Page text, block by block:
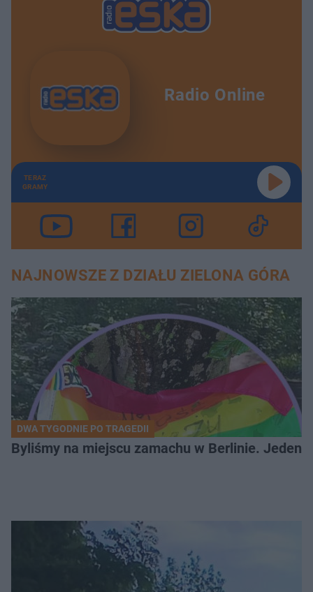
Radio Online
TERAZ
GRAMY
NAJNOWSZE Z DZIAŁU ZIELONA GÓRA
DWA TYGODNIE PO TRAGEDII
Byliśmy na miejscu zamachu w Berlinie. Jeden